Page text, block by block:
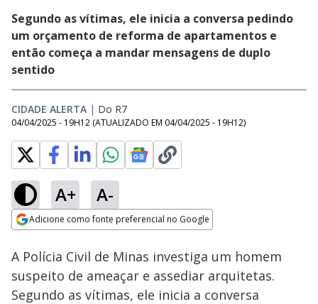
Segundo as vítimas, ele inicia a conversa pedindo
um orçamento de reforma de apartamentos e
então começa a mandar mensagens de duplo
sentido
CIDADE ALERTA | Do R7
04/04/2025 - 19H12 (ATUALIZADO EM 04/04/2025 - 19H12)
A+ A-
Adicione como fonte preferencial no Google
Ativar
Loaded
22.24%
A Polícia Civil de Minas investiga um homem
suspeito de ameaçar e assediar arquitetas.
Segundo as vítimas, ele inicia a conversa